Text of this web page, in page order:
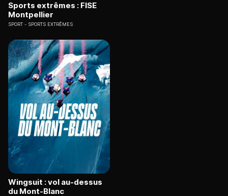
Sports extrêmes : FISE
Montpellier
SPORT SPORTS EXTRÊMES
Wingsuit : vol au-dessus
du Mont-Blanc